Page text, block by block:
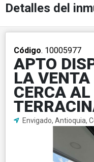
Detalles del
Código. 10005977
APTO
LA VENTA
CERCA
Envigado, Antioquia,